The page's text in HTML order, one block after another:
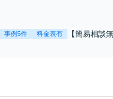
事例5件 料金表有
【簡易相談